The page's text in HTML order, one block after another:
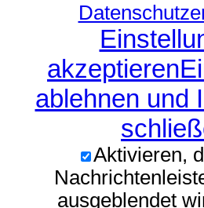
akzeptieren
ablehnen und
Aktivieren,
ausgeblendet